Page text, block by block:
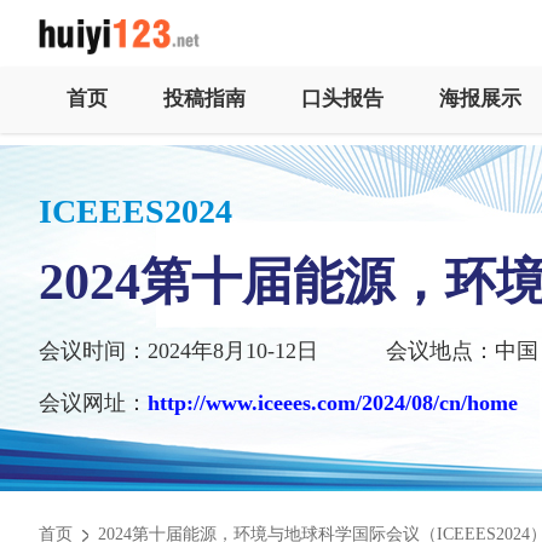
首页 投稿指南 口头报告 海报展示
ICEEES2024
2024第十届能源，环
会议时间：2024年8月10-12日 会议地点：中
会议网址： http://www.iceees.com/2024/08/cn/home
首页 2024第十届能源，环境与地球科学国际会议（ICEEES2024